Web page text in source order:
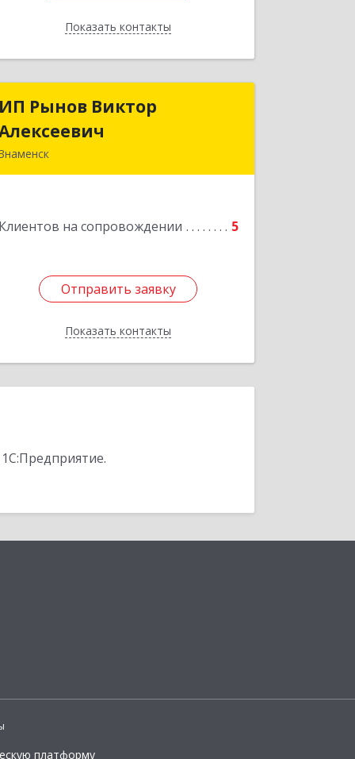
Показать контакты
Назад
ИП Рынов Виктор
Клиентов на сопровождении 5
Отправить заявку
Показать контакты
ИП Рынов Виктор
Отправить заявку
Назад
платформу